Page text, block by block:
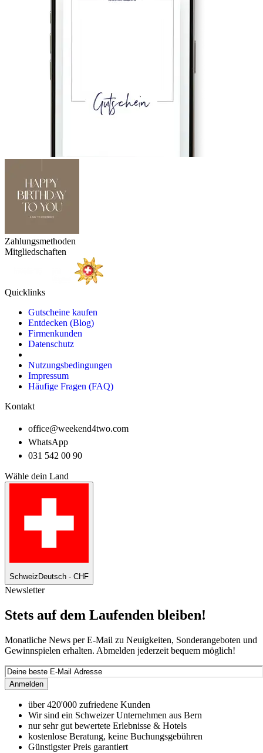
Zahlungsmethoden
Mitgliedschaften
Quicklinks
Gutscheine kaufen
Entdecken (Blog)
Firmenkunden
Datenschutz
Nutzungsbedingungen
Impressum
Häufige Fragen (FAQ)
Kontakt
office@weekend4two.com
WhatsApp
031 542 00 90
Wähle dein Land
Schweiz Deutsch - CHF
Newsletter
Stets auf dem Laufenden bleiben!
Monatliche News per E-Mail zu Neuigkeiten, Sonderangeboten und
Gewinnspielen erhalten. Abmelden jederzeit bequem möglich!
Anmelden
über 420'000 zufriedene Kunden
Wir sind ein Schweizer Unternehmen aus Bern
nur sehr gut bewertete Erlebnisse & Hotels
kostenlose Beratung, keine Buchungsgebühren
Günstigster Preis garantiert